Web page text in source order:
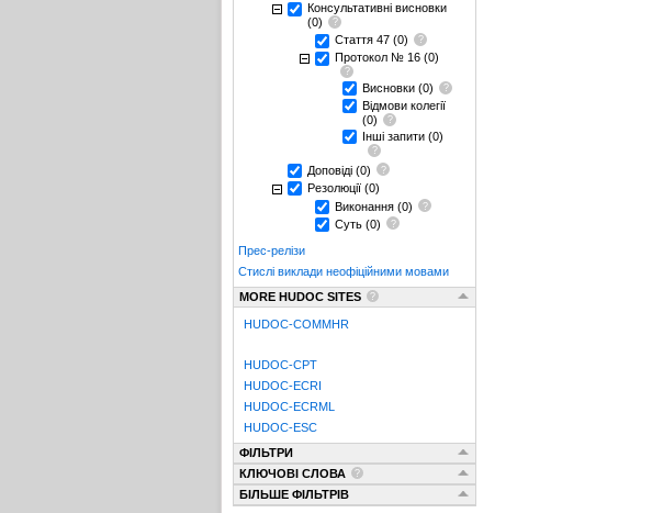
Консультативні висновки
(0)
Стаття 47 (0)
Протокол № 16 (0)
Висновки (0)
Відмови колегії
(0)
Інші запити (0)
Доповіді (0)
Резолюції (0)
Виконання (0)
Суть (0)
Прес-релізи
Стислі виклади неофіційними мовами
MORE HUDOC SITES
HUDOC-COMMHR
HUDOC-CPT
HUDOC-ECRI
HUDOC-ECRML
HUDOC-ESC
ФІЛЬТРИ
КЛЮЧОВІ СЛОВА
БІЛЬШЕ ФІЛЬТРІВ